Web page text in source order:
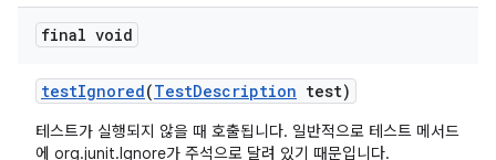
final void
testIgnored(TestDescription test)
테스트가 실행되지 않을 때 호출됩니다. 일반적으로 테스트 메서드
에 org.junit.Ignore가 주석으로 달려 있기 때문입니다.